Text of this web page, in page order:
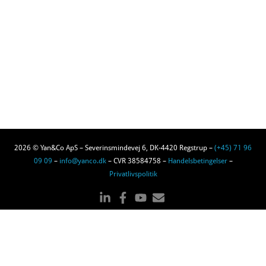
2026 © Yan&Co ApS – Severinsmindevej 6, DK-4420 Regstrup –(+45) 71 96
09 09 – info@yanco.dk– CVR 38584758 – Handelsbetingelser–
Privatlivspolitik